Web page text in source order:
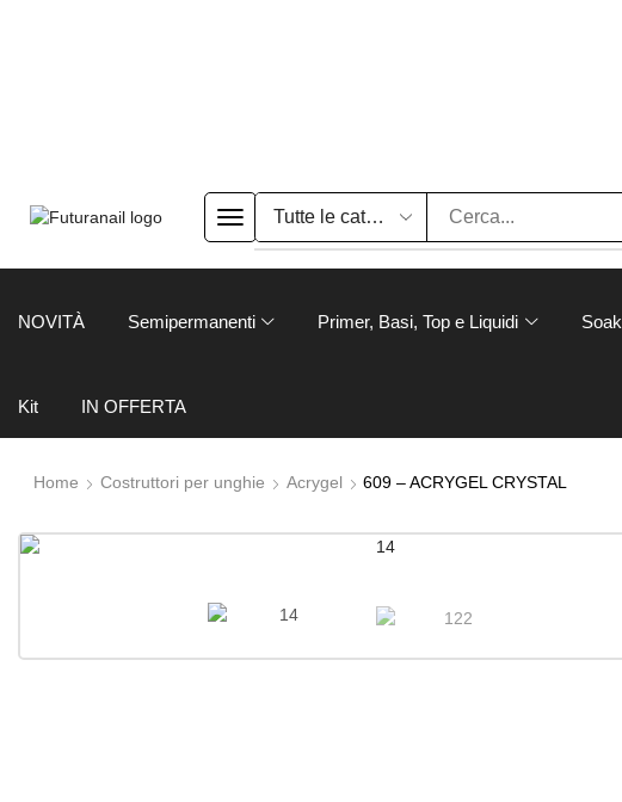
NOVITÀ Semipermanenti Primer, Basi, Top e Liquidi
Kit IN OFFERTA
Home Costruttori per unghie Acrygel 609 – ACRYGEL CRYSTAL